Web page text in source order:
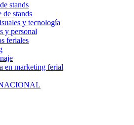
stands
de stands
y tecnología
y personal
feriales
en marketing ferial